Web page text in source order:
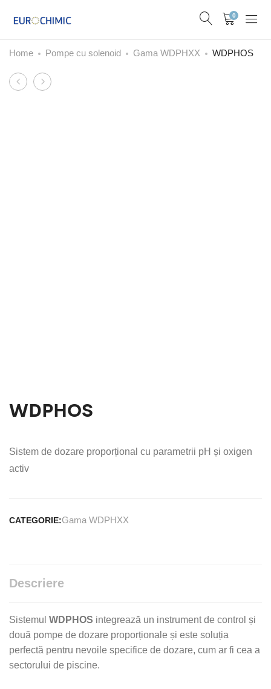
0
Home Pompe cu solenoid Gama WDPHXX WDPHOS
Product
VMSRACV
WDPHOS
Sistem de dozare proporțional cu parametrii pH și oxigen
activ
CATEGORIE:Gama WDPHXX
Descriere
Sistemul WDPHOS integrează un instrument de control și
două pompe de dozare proporționale și este soluția
perfectă pentru nevoile specifice de dozare, cum ar fi cea a
sectorului de piscine.